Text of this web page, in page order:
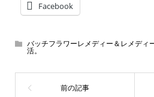
Facebook
バッチフラワーレメディー＆レメディ
活。